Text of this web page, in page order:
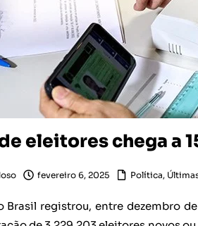
eleitores chega a
fevereiro 6, 2025 Política,
Brasil registrou, entre dezembro